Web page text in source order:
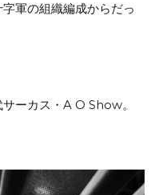
軍の組織編成からだっ
ーカス・A O Show。